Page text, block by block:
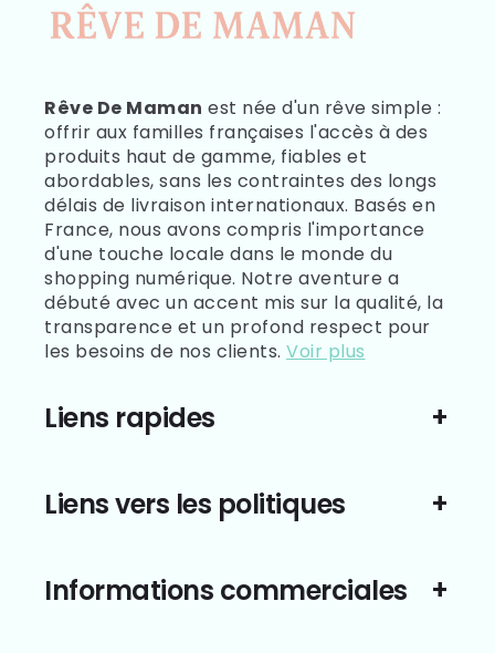
Rêve De Maman est née d'un rêve simple :
offrir aux familles françaises l'accès à des
produits haut de gamme, fiables et
abordables, sans les contraintes des longs
délais de livraison internationaux. Basés en
France, nous avons compris l'importance
d'une touche locale dans le monde du
shopping numérique. Notre aventure a
débuté avec un accent mis sur la qualité, la
transparence et un profond respect pour
les besoins de nos clients. Voir plus
Liens rapides
Liens vers les politiques
Informations commerciales